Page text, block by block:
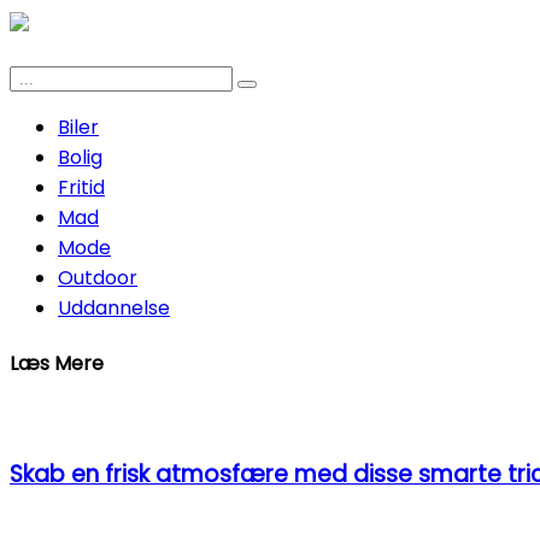
Biler
Bolig
Fritid
Mad
Mode
Outdoor
Uddannelse
Læs Mere
Skab en frisk atmosfære med disse smarte